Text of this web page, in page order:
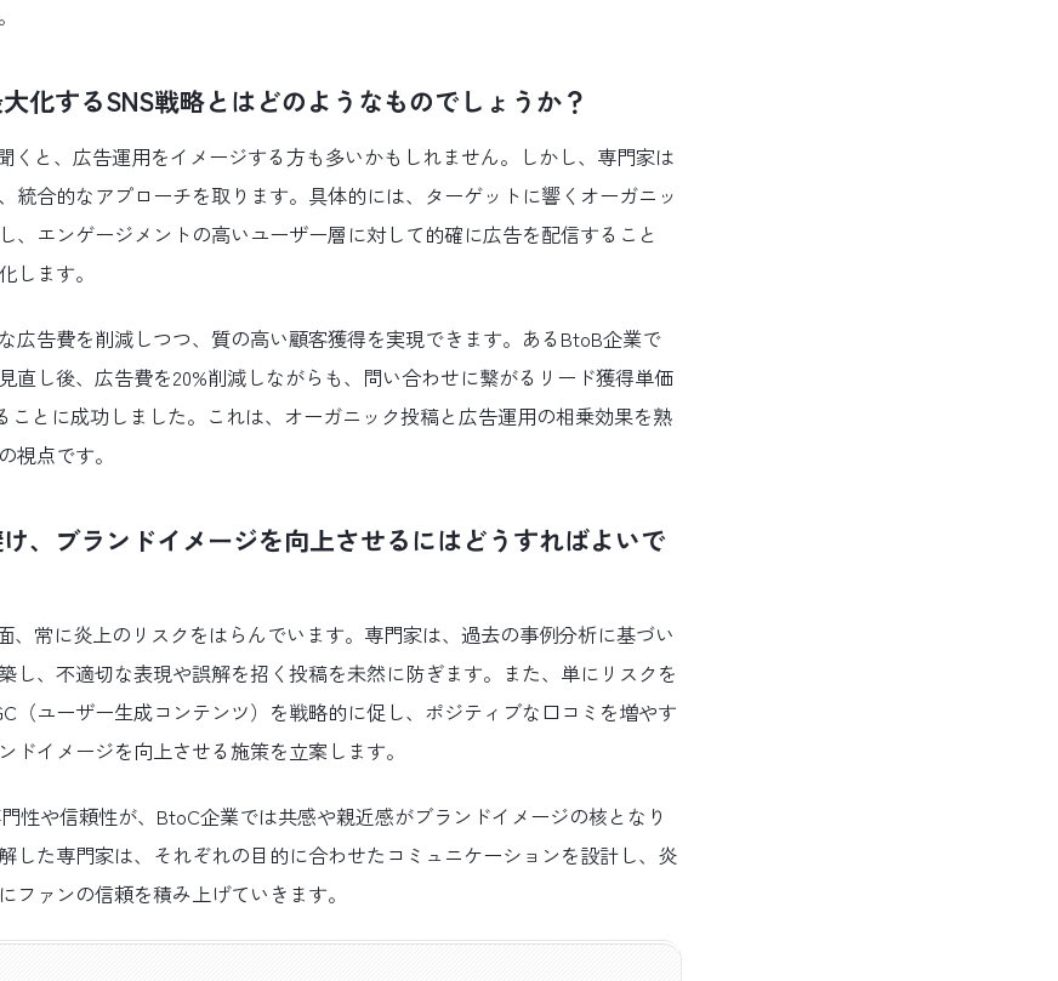
化するSNS戦略とはどのようなものでしょうか？
くと、広告運用をイメージする方も多いかもしれません。しかし、専門家は
統合的なアプローチを取ります。具体的には、ターゲットに響くオーガニッ
、エンゲージメントの高いユーザー層に対して的確に広告を配信すること
します。
広告費を削減しつつ、質の高い顧客獲得を実現できます。あるBtoB企業で
直し後、広告費を20%削減しながらも、問い合わせに繋がるリード獲得単価
ことに成功しました。これは、オーガニック投稿と広告運用の相乗効果を熟
視点です。
、ブランドイメージを向上させるにはどうすればよいで
、常に炎上のリスクをはらんでいます。専門家は、過去の事例分析に基づい
し、不適切な表現や誤解を招く投稿を未然に防ぎます。また、単にリスクを
（ユーザー生成コンテンツ）を戦略的に促し、ポジティブな口コミを増やす
ドイメージを向上させる施策を立案します。
性や信頼性が、BtoC企業では共感や親近感がブランドイメージの核となり
した専門家は、それぞれの目的に合わせたコミュニケーションを設計し、炎
ファンの信頼を積み上げていきます。